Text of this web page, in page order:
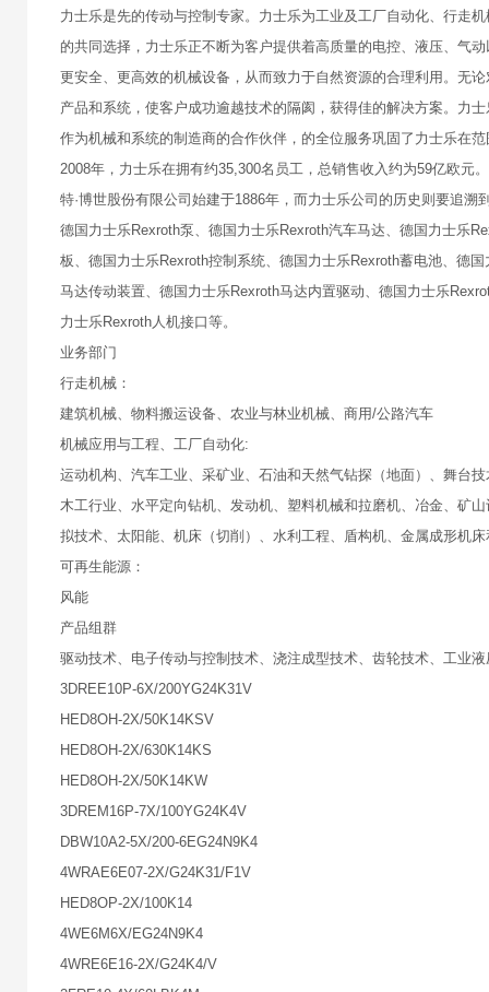
力士乐是先的传动与控制专家。力士乐为工业及工厂自动化、行走
的共同选择，力士乐正不断为客户提供着高质量的电控、液压、气
更安全、更高效的机械设备，从而致力于自然资源的合理利用。无
产品和系统，使客户成功逾越技术的隔阂，获得佳的解决方案。力
作为机械和系统的制造商的合作伙伴，的全位服务巩固了力士乐在
2008年，力士乐在拥有约35,300名员工，总销售收入约为59亿欧元
特·博世股份有限公司始建于1886年，而力士乐公司的历史则要追溯
德国力士乐Rexroth泵、德国力士乐Rexroth汽车马达、德国力士乐
板、德国力士乐Rexroth控制系统、德国力士乐Rexroth蓄电池、德
马达传动装置、德国力士乐Rexroth马达内置驱动、德国力士乐
力士乐Rexroth人机接口等。
业务部门
行走机械：
建筑机械、物料搬运设备、农业与林业机械、商用/公路汽车
机械应用与工程、工厂自动化:
运动机构、汽车工业、采矿业、石油和天然气钻探（地面）、舞台
木工行业、水平定向钻机、发动机、塑料机械和拉磨机、冶金、矿
拟技术、太阳能、机床（切削）、水利工程、盾构机、金属成形机
可再生能源：
风能
产品组群
驱动技术、电子传动与控制技术、浇注成型技术、齿轮技术、工业
3DREE10P-6X/200YG24K31V
HED8OH-2X/50K14KSV
HED8OH-2X/630K14KS
HED8OH-2X/50K14KW
3DREM16P-7X/100YG24K4V
DBW10A2-5X/200-6EG24N9K4
4WRAE6E07-2X/G24K31/F1V
HED8OP-2X/100K14
4WE6M6X/EG24N9K4
4WRE6E16-2X/G24K4/V